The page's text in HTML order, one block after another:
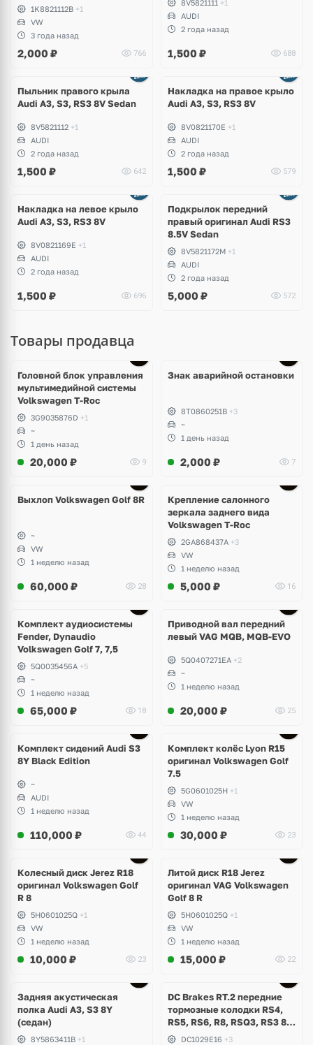
1K8821112B +1
VW
3 года назад
2,000 ₽ 766
8V5821111 +1
AUDI
2 года назад
1,500 ₽ 688
Пыльник правого крыла
Audi A3, S3, RS3 8V Sedan
8V5821112 +1
AUDI
2 года назад
1,500 ₽ 642
Накладка на правое крыло
Audi A3, S3, RS3 8V
8V0821170E +1
AUDI
2 года назад
1,500 ₽ 579
Накладка на левое крыло
Audi A3, S3, RS3 8V
8V0821169E +1
AUDI
2 года назад
1,500 ₽ 696
Подкрылок передний
правый оригинал Audi RS3
8.5V Sedan
8V5821172M +1
AUDI
2 года назад
5,000 ₽ 572
Товары продавца
Головной блок управления
мультимедийной системы
Volkswagen T-Roc
3G9035876D +1
~
1 день назад
20,000 ₽ 9
Знак аварийной остановки
8T0860251B +3
~
1 день назад
2,000 ₽ 7
Выхлоп Volkswagen Golf 8R
~
VW
1 неделю назад
60,000 ₽ 28
Крепление салонного
зеркала заднего вида
Volkswagen T-Roc
2GA868437A +3
VW
1 неделю назад
5,000 ₽ 16
Комплект аудиосистемы
Fender, Dynaudio
Volkswagen Golf 7, 7,5
5Q0035456A +5
~
1 неделю назад
65,000 ₽ 18
Приводной вал передний
левый VAG MQB, MQB-EVO
5Q0407271EA +2
~
1 неделю назад
20,000 ₽ 25
Комплект сидений Audi S3
8Y Black Edition
~
AUDI
1 неделю назад
110,000 ₽ 44
Комплект колёс Lyon R15
оригинал Volkswagen Golf
7.5
5G0601025H +1
VW
1 неделю назад
30,000 ₽ 23
Колесный диск Jerez R18
оригинал Volkswagen Golf
R 8
5H0601025Q +1
VW
1 неделю назад
10,000 ₽ 23
Литой диск R18 Jerez
оригинал VAG Volkswagen
Golf 8 R
5H0601025Q +1
VW
1 неделю назад
15,000 ₽ 22
Задняя акустическая
полка Audi A3, S3 8Y
(седан)
8Y5863411B +1
DC Brakes RT.2 передние
тормозные колодки RS4,
RS5, RS6, R8, RSQ3, RS3 8V
(комплект 8 шт)
DC1029E16 +3